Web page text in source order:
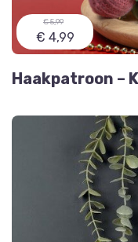
€ 5,99
€ 4,99
Haakpatroon –